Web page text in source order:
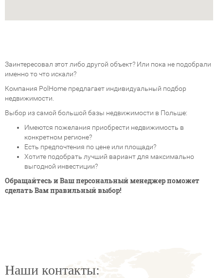
Заинтересовал этот либо другой объект? Или пока не подобрали
именно то что искали?
Компания PolHome предлагает индивидуальный подбор
недвижимости.
Выбор из самой большой базы недвижимости в Польше:
Имеются пожелания приобрести недвижимость в
конкретном регионе?
Есть предпочтения по цене или площади?
Хотите подобрать лучший вариант для максимально
выгодной инвестиции?
Обращайтесь и Ваш персональный менеджер поможет
сделать Вам правильный выбор!
Наши контакты: